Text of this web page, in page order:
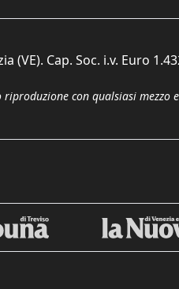
Cap. Soc. i.v. Euro
con qualsiasi mezzo